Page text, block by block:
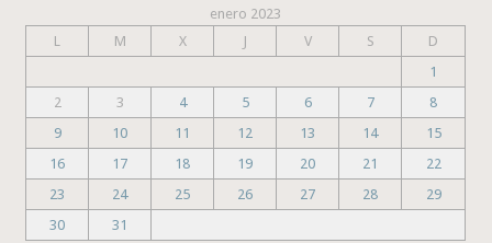
enero 2023
L
M X J V S
D
1
2
3 4 5 6 7
8
9
10 11 12 13 14
15
16
17 18 19 20 21
22
23
24 25 26 27 28
29
30
31